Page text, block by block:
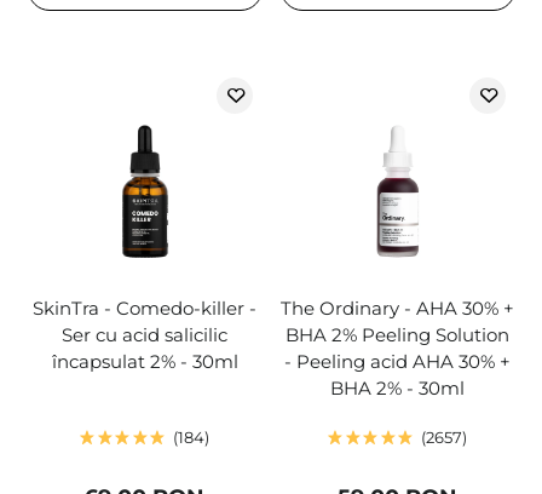
SkinTra - Comedo-killer -
Ser cu acid salicilic
încapsulat 2% - 30ml
184
The Ordinary - AHA 30% +
BHA 2% Peeling Solution
- Peeling acid AHA 30% +
BHA 2% - 30ml
2657